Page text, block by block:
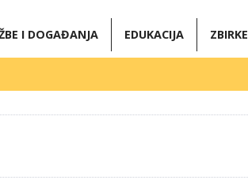
I DOGAĐANJA EDUKACIJA ZBIRKE